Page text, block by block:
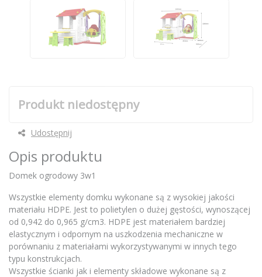
Produkt niedostępny
Udostępnij
Opis produktu
Domek ogrodowy 3w1
Wszystkie elementy domku wykonane są z wysokiej jakości
materiału HDPE. Jest to polietylen o dużej gęstości, wynoszącej
od 0,942 do 0,965 g/cm3. HDPE jest materiałem bardziej
elastycznym i odpornym na uszkodzenia mechaniczne w
porównaniu z materiałami wykorzystywanymi w innych tego
typu konstrukcjach.
Wszystkie ścianki jak i elementy składowe wykonane są z